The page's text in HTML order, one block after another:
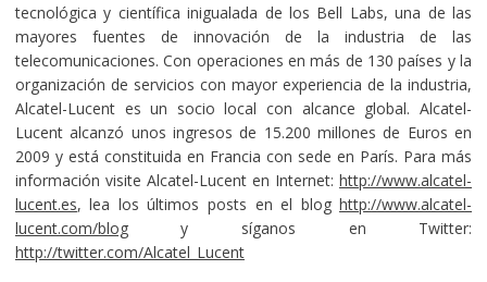
tecnológica y científica inigualada de los Bell Labs, una de las
mayores fuentes de innovación de la industria de las
telecomunicaciones. Con operaciones en más de 130 países y la
organización de servicios con mayor experiencia de la industria,
Alcatel-Lucent es un socio local con alcance global. Alcatel-
Lucent alcanzó unos ingresos de 15.200 millones de Euros en
2009 y está constituida en Francia con sede en París. Para más
información visite Alcatel-Lucent en Internet:http://www.alcatel-
lucent.es, lea los últimos posts en el bloghttp://www.alcatel-
lucent.com/blogy síganos en Twitter:
http://twitter.com/Alcatel_Lucent